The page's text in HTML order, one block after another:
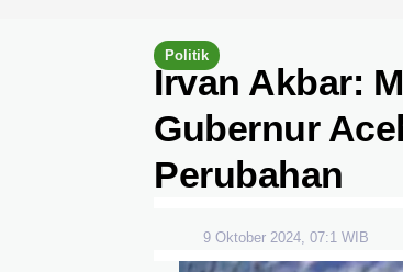
Politik
Irvan Akbar:
Gubernur
Perubahan
9 Oktober 2024, 07:1 WIB